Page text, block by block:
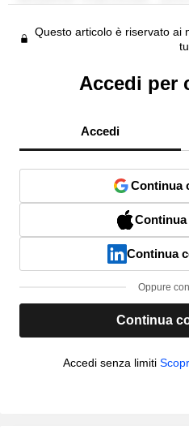
Questo articolo è riservato ai
tu.
Accedi per
Accedi
Continua
Continua
Oppure
Continua
Accedi senza limiti